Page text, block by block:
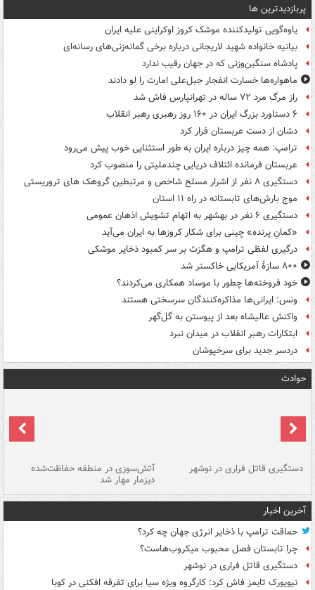
پربازدیدترین ها
یاوه‌گویی تولیدکننده موشک کروز اوکراینی علیه ایران
بیانیه خانواده شهید لاریجانی درباره برخی گمانه‌زنی‌های رسانه‌ای
پادشاه سنگین‌وزنی که در جهان رقیب ندارد
ماهواره‌ها خسارت انفجار جبل‌علی امارت را لو دادند
راز مرگ مرد ۷۲ ساله در تهرانپارس فاش شد
۶ دستاورد بزرگ ایران در ۱۶۰ روز رهبری رهبر انقلاب
دشان از دست عربستان فرار کرد
ترامپ: همه چیز درباره ایران به طور استثنایی خوب پیش می‌رود
عربستان فرمانده ائتلاف دریایی چندملیتی را منصوب کرد
دستگیری ۸ نفر از اشرار مسلح شاخص و مرتبطین گروهک های تروریستی
موج بارش‌های تابستانه در راه ۱۱ استان
دستگیری ۶ نفر در بهشهر به اتهام تشویش اذهان عمومی
«کمانِ پرنده» چینی برای شکار کروزها به ایران می‌آید
درگیری لفظی ترامپ و هگزث بر سر کمبود ذخایر موشکی
۸۰۰ سازۀ آمریکایی خاکستر شد
خود فروخته‌ها چطور با موساد همکاری می‌کردند؟
ونس: ایرانی‌ها مذاکره‌کنندگان سرسختی هستند
واکنش عالیشاه بعد از پیوستن به گل‌گهر
ابتکارات رهبر انقلاب در میدان نبرد
دردسر جدید برای سرخپوشان
حوادث
دستگیری قاتل فراری در نوشهر آتش‌سوزی در منطقه حفاظت‌شده
دیزمار مهار شد
آخرین اخبار
حماقت ترامپ با ذخایر انرژی جهان چه کرد؟
چرا تابستان فصل محبوب میکروب‌هاست؟
دستگیری قاتل فراری در نوشهر
نیویورک تایمز فاش کرد: کارگروه ویژه سیا برای تفرقه افکنی در کوبا